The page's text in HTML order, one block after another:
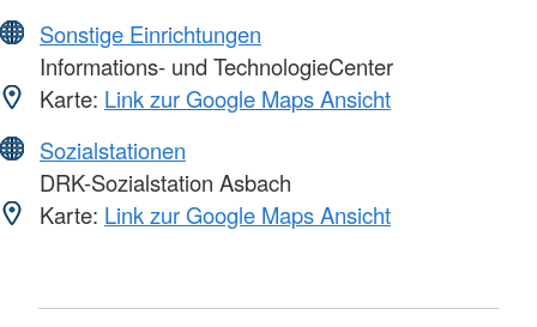
Sonstige Einrichtungen
Informations- und TechnologieCenter
Karte: Link zur Google Maps Ansicht
Sozialstationen
DRK-Sozialstation Asbach
Karte: Link zur Google Maps Ansicht